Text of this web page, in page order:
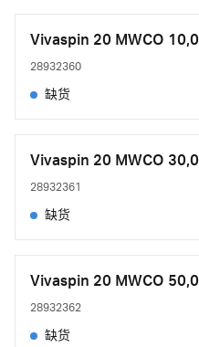
Vivaspin 20 MWCO
28932360
缺货
Vivaspin 20 MWCO
28932361
缺货
Vivaspin 20 MWCO
28932362
缺货